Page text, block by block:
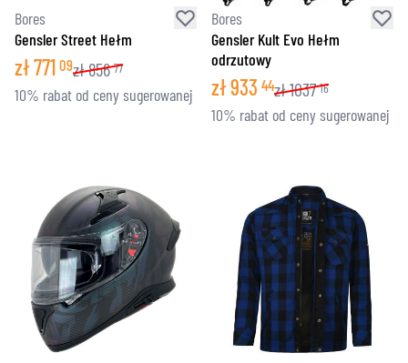
Bores
Gensler Street Hełm
zł771 09zł856 77
10% rabat od ceny sugerowanej
Bores
Gensler Kult Evo Hełm
odrzutowy
zł933 44zł1037 16
10% rabat od ceny sugerowanej